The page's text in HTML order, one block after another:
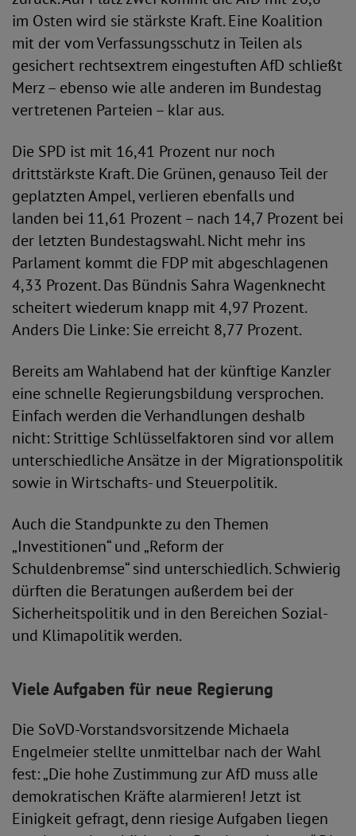
im Osten wird sie stärkste Kraft. Eine Koalition
mit der vom Verfassungsschutz in Teilen als
gesichert rechtsextrem eingestuften AfD schließt
Merz – ebenso wie alle anderen im Bundestag
vertretenen Parteien – klar aus.
Die SPD ist mit 16,41 Prozent nur noch
drittstärkste Kraft. Die Grünen, genauso Teil der
geplatzten Ampel, verlieren ebenfalls und
landen bei 11,61 Prozent – nach 14,7 Prozent bei
der letzten Bundestagswahl. Nicht mehr ins
Parlament kommt die FDP mit abgeschlagenen
4,33 Prozent. Das Bündnis Sahra Wagenknecht
scheitert wiederum knapp mit 4,97 Prozent.
Anders Die Linke: Sie erreicht 8,77 Prozent.
Bereits am Wahlabend hat der künftige Kanzler
eine schnelle Regierungsbildung versprochen.
Einfach werden die Verhandlungen deshalb
nicht: Strittige Schlüsselfaktoren sind vor allem
unterschiedliche Ansätze in der Migrationspolitik
sowie in Wirtschafts- und Steuerpolitik.
Auch die Standpunkte zu den Themen
„Investitionen“ und „Reform der
Schuldenbremse“ sind unterschiedlich. Schwierig
dürften die Beratungen außerdem bei der
Sicherheitspolitik und in den Bereichen Sozial-
und Klimapolitik werden.
Viele Aufgaben für neue Regierung
Die SoVD-Vorstandsvorsitzende Michaela
Engelmeier stellte unmittelbar nach der Wahl
fest: „Die hohe Zustimmung zur AfD muss alle
demokratischen Kräfte alarmieren! Jetzt ist
Einigkeit gefragt, denn riesige Aufgaben liegen